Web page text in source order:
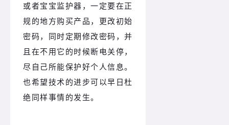
或者宝宝监护器， 一定要在正
规的地方购买产品，更改初始
密码，同时定期修改密码，并
且在不用它的时候断电关停，
尽自己所能保护好个人信息。
也希望技术的进步可以早日杜
绝同样事情的发生。